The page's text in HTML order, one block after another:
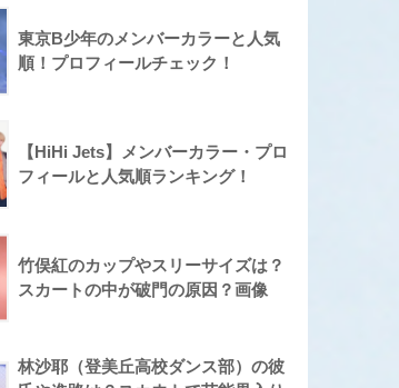
東京B少年のメンバーカラーと人気
順！プロフィールチェック！
【HiHi Jets】メンバーカラー・プロ
フィールと人気順ランキング！
竹俣紅のカップやスリーサイズは？
スカートの中が破門の原因？画像
林沙耶（登美丘高校ダンス部）の彼